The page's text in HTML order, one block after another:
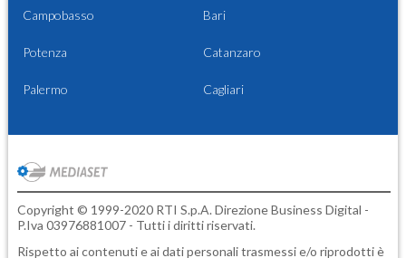
Campobasso Bari
Potenza Catanzaro
Palermo Cagliari
Copyright © 1999-2020 RTI S.p.A. Direzione Business Digital -
P.Iva 03976881007 - Tutti i diritti riservati.
Rispetto ai contenuti e ai dati personali trasmessi e/o riprodotti è